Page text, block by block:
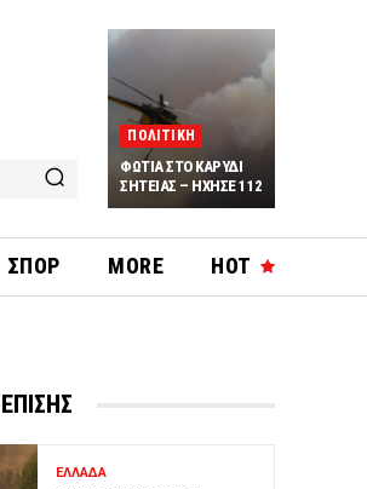
ΠΟΛΙΤΙΚΗ
ΦΩΤΙΑ ΣΤΟ ΚΑΡΥΔΙ
ΣΗΤΕΙΑΣ – ΗΧΗΣΕ 112
HOT
ΣΠΟΡ MORE
ΕΛΛΑΔΑ